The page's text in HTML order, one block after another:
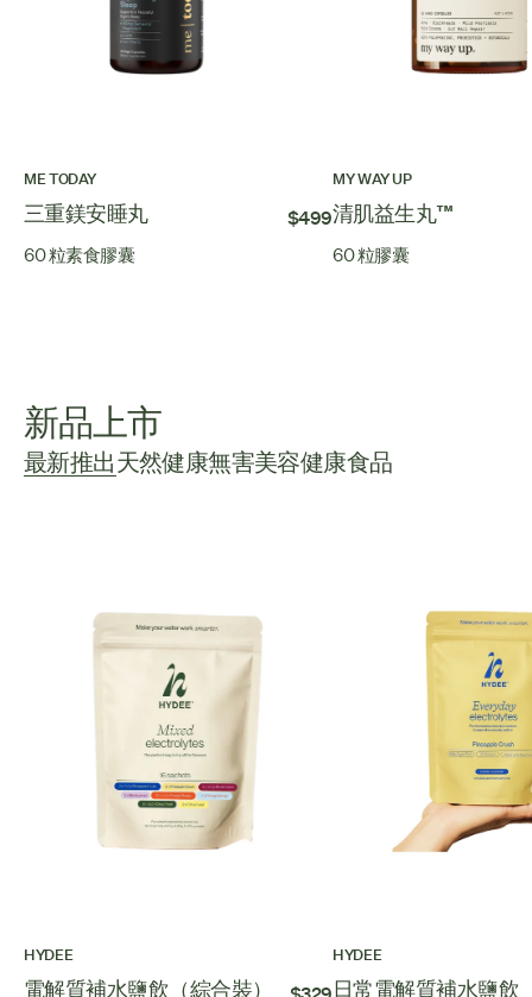
ME TODAY
三重鎂安睡丸 $499
60 粒素食膠囊
MY WAY UP
清肌益生丸™
60 粒膠囊
新品上市
最新推出天然健康無害美容健康食品
HYDEE
電解質補水鹽飲（綜合裝）
HYDEE
日常電解質補水鹽飲